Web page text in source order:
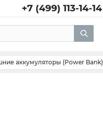
+7 (499) 113-14-14
аккумуляторы (Power Bank)